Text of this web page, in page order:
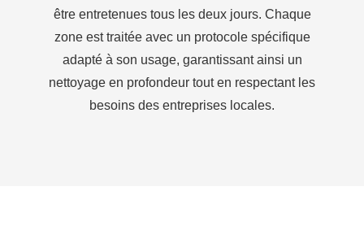
être entretenues tous les deux jours. Chaque
zone est traitée avec un protocole spécifique
adapté à son usage, garantissant ainsi un
nettoyage en profondeur tout en respectant les
besoins des entreprises locales.